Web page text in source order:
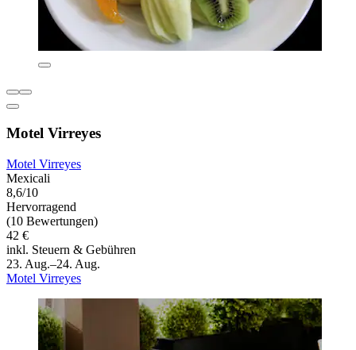
Motel Virreyes
Motel Virreyes
Mexicali
8,6/10
Hervorragend
(10 Bewertungen)
42 €
inkl. Steuern & Gebühren
23. Aug.–24. Aug.
Motel Virreyes